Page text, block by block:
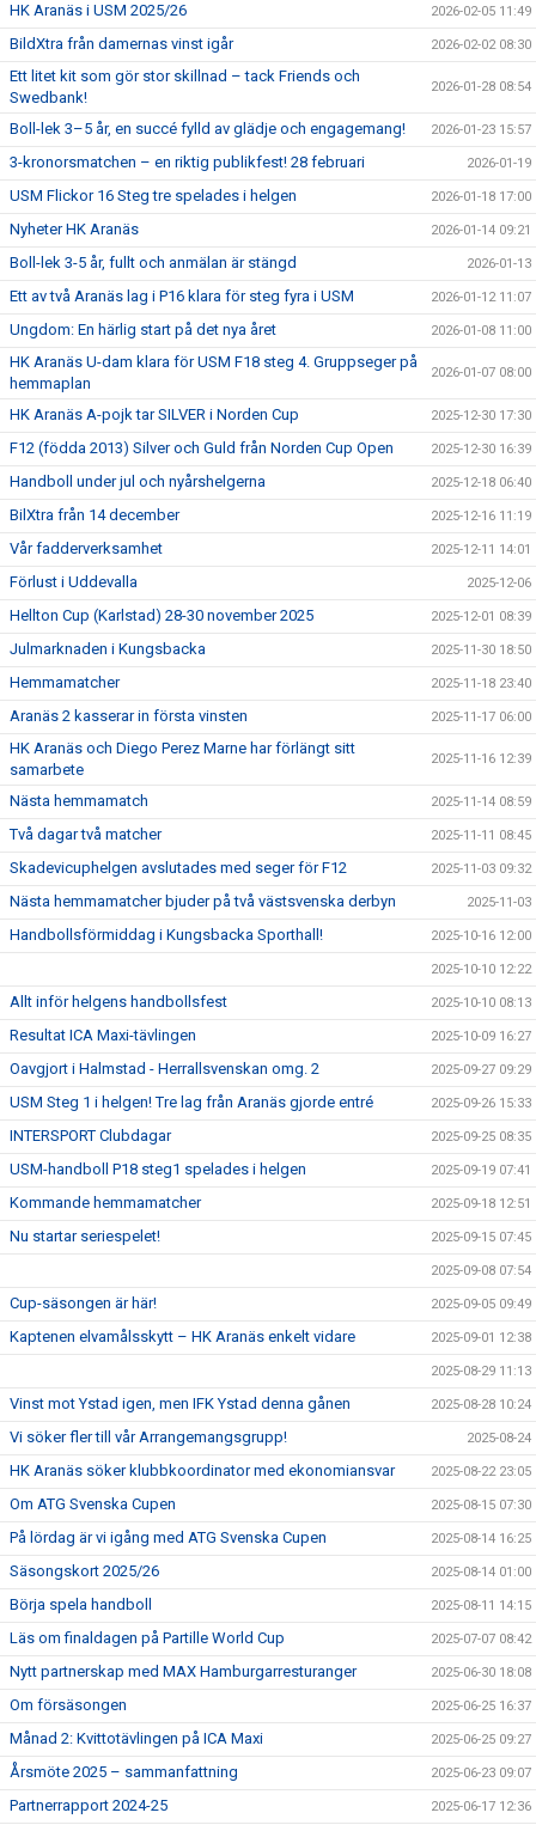
HK Aranäs i USM 2025/26 2026-02-05 11:49
BildXtra från damernas vinst igår 2026-02-02 08:30
Ett litet kit som gör stor skillnad – tack Friends och
Swedbank!
2026-01-28 08:54
Boll-lek 3–5 år, en succé fylld av glädje och engagemang! 2026-01-23 15:57
3-kronorsmatchen – en riktig publikfest! 28 februari 2026-01-19
USM Flickor 16 Steg tre spelades i helgen 2026-01-18 17:00
Nyheter HK Aranäs 2026-01-14 09:21
Boll-lek 3-5 år, fullt och anmälan är stängd 2026-01-13
Ett av två Aranäs lag i P16 klara för steg fyra i USM 2026-01-12 11:07
Ungdom: En härlig start på det nya året 2026-01-08 11:00
HK Aranäs U-dam klara för USM F18 steg 4. Gruppseger på
hemmaplan
2026-01-07 08:00
HK Aranäs A-pojk tar SILVER i Norden Cup 2025-12-30 17:30
F12 (födda 2013) Silver och Guld från Norden Cup Open 2025-12-30 16:39
Handboll under jul och nyårshelgerna 2025-12-18 06:40
BilXtra från 14 december 2025-12-16 11:19
Vår fadderverksamhet 2025-12-11 14:01
Förlust i Uddevalla 2025-12-06
Hellton Cup (Karlstad) 28-30 november 2025 2025-12-01 08:39
Julmarknaden i Kungsbacka 2025-11-30 18:50
Hemmamatcher 2025-11-18 23:40
Aranäs 2 kasserar in första vinsten 2025-11-17 06:00
HK Aranäs och Diego Perez Marne har förlängt sitt
samarbete
2025-11-16 12:39
Nästa hemmamatch 2025-11-14 08:59
Två dagar två matcher 2025-11-11 08:45
Skadevicuphelgen avslutades med seger för F12 2025-11-03 09:32
Nästa hemmamatcher bjuder på två västsvenska derbyn 2025-11-03
Handbollsförmiddag i Kungsbacka Sporthall! 2025-10-16 12:00
2025-10-10 12:22
Allt inför helgens handbollsfest 2025-10-10 08:13
Resultat ICA Maxi-tävlingen 2025-10-09 16:27
Oavgjort i Halmstad - Herrallsvenskan omg. 2 2025-09-27 09:29
USM Steg 1 i helgen! Tre lag från Aranäs gjorde entré 2025-09-26 15:33
INTERSPORT Clubdagar 2025-09-25 08:35
USM-handboll P18 steg1 spelades i helgen 2025-09-19 07:41
Kommande hemmamatcher 2025-09-18 12:51
Nu startar seriespelet! 2025-09-15 07:45
2025-09-08 07:54
Cup-säsongen är här! 2025-09-05 09:49
Kaptenen elvamålsskytt – HK Aranäs enkelt vidare 2025-09-01 12:38
2025-08-29 11:13
Vinst mot Ystad igen, men IFK Ystad denna gånen 2025-08-28 10:24
Vi söker fler till vår Arrangemangsgrupp! 2025-08-24
HK Aranäs söker klubbkoordinator med ekonomiansvar 2025-08-22 23:05
Om ATG Svenska Cupen 2025-08-15 07:30
På lördag är vi igång med ATG Svenska Cupen 2025-08-14 16:25
Säsongskort 2025/26 2025-08-14 01:00
Börja spela handboll 2025-08-11 14:15
Läs om finaldagen på Partille World Cup 2025-07-07 08:42
Nytt partnerskap med MAX Hamburgarresturanger 2025-06-30 18:08
Om försäsongen 2025-06-25 16:37
Månad 2: Kvittotävlingen på ICA Maxi 2025-06-25 09:27
Årsmöte 2025 – sammanfattning 2025-06-23 09:07
Partnerrapport 2024-25 2025-06-17 12:36